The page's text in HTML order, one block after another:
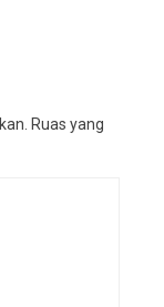
Ruas yang